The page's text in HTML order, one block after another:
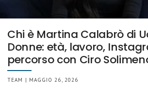
Chi è Martina Calabrò di
Donne: età, lavoro,
percorso con Ciro
TEAM | MAGGIO 26, 2026